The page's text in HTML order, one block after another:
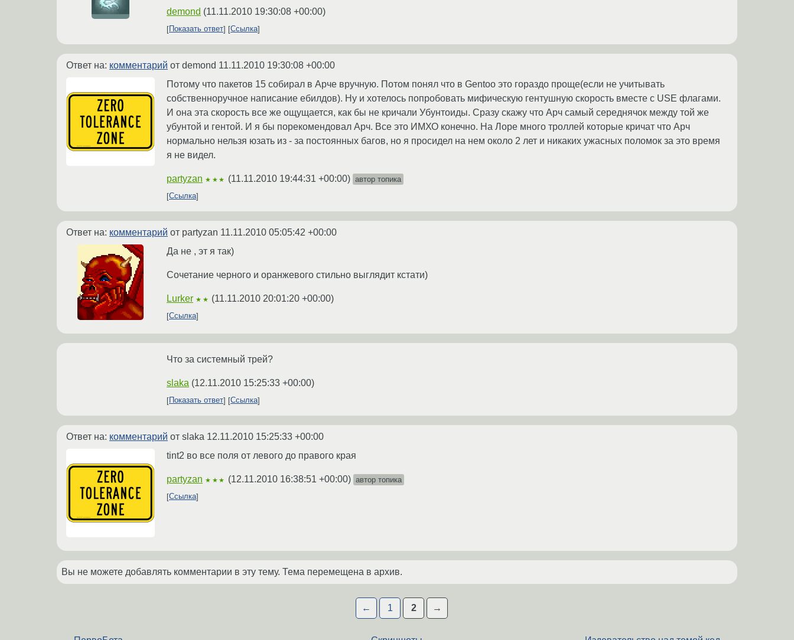
demond (11.11.2010 19:30:08 +00:00)
Показать ответ Ссылка
Ответ на: комментарий от demond 11.11.2010 19:30:08 +00:00
Потому что пакетов 15 собирал в Арче вручную. Потом понял что в Gentoo это гораздо проще(если не учитывать
собственноручное написание ебилдов). Ну и хотелось попробовать мифическую гентушную скорость вместе с USE флагами.
И она эта скорость все же ощущается, как бы не кричали Убунтоиды. Сразу скажу что Арч самый середнячок между той же
убунтой и гентой. И я бы порекомендовал Арч. Все это ИМХО конечно. На Лоре много троллей которые кричат что Арч
нормально нельзя юзать из - за постоянных багов, но я просидел на нем около 2 лет и никаких ужасных поломок за это время
я не видел.
partyzan ★★★ (11.11.2010 19:44:31 +00:00) автор топика
Ссылка
Ответ на: комментарий от partyzan 11.11.2010 05:05:42 +00:00
Да не , эт я так)
Сочетание черного и оранжевого стильно выглядит кстати)
Lurker ★★ (11.11.2010 20:01:20 +00:00)
Ссылка
Что за системный трей?
slaka (12.11.2010 15:25:33 +00:00)
Показать ответ Ссылка
Ответ на: комментарий от slaka 12.11.2010 15:25:33 +00:00
tint2 во все поля от левого до правого края
partyzan ★★★ (12.11.2010 16:38:51 +00:00) автор топика
Ссылка
Вы не можете добавлять комментарии в эту тему. Тема перемещена в архив.
← 1 2 →